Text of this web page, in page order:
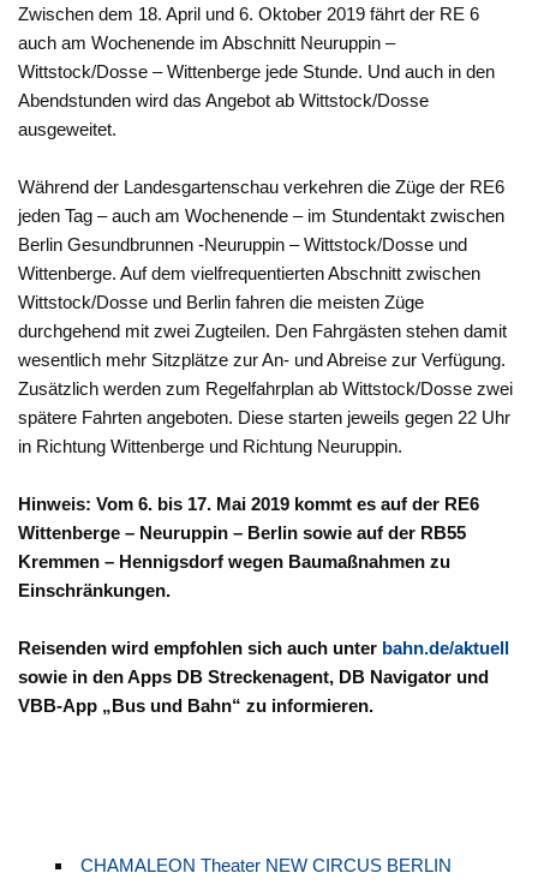
Zwischen dem 18. April und 6. Oktober 2019 fährt der RE 6
auch am Wochenende im Abschnitt Neuruppin –
Wittstock/Dosse – Wittenberge jede Stunde. Und auch in den
Abendstunden wird das Angebot ab Wittstock/Dosse
ausgeweitet.
Während der Landesgartenschau verkehren die Züge der RE6
jeden Tag – auch am Wochenende – im Stundentakt zwischen
Berlin Gesundbrunnen -Neuruppin – Wittstock/Dosse und
Wittenberge. Auf dem vielfrequentierten Abschnitt zwischen
Wittstock/Dosse und Berlin fahren die meisten Züge
durchgehend mit zwei Zugteilen. Den Fahrgästen stehen damit
wesentlich mehr Sitzplätze zur An- und Abreise zur Verfügung.
Zusätzlich werden zum Regelfahrplan ab Wittstock/Dosse zwei
spätere Fahrten angeboten. Diese starten jeweils gegen 22 Uhr
in Richtung Wittenberge und Richtung Neuruppin.
Hinweis: Vom 6. bis 17. Mai 2019 kommt es auf der RE6
Wittenberge – Neuruppin – Berlin sowie auf der RB55
Kremmen – Hennigsdorf wegen Baumaßnahmen zu
Einschränkungen.
Reisenden wird empfohlen sich auch unter bahn.de/aktuell
sowie in den Apps DB Streckenagent, DB Navigator und
VBB-App „Bus und Bahn“ zu informieren.
CHAMALEON Theater NEW CIRCUS BERLIN